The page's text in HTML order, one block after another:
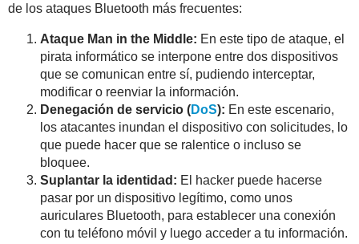
de los ataques Bluetooth más frecuentes:
Ataque Man in the Middle: En este tipo de ataque, el
pirata informático se interpone entre dos dispositivos
que se comunican entre sí, pudiendo interceptar,
modificar o reenviar la información.
Denegación de servicio (DoS): En este escenario,
los atacantes inundan el dispositivo con solicitudes, lo
que puede hacer que se ralentice o incluso se
bloquee.
Suplantar la identidad: El hacker puede hacerse
pasar por un dispositivo legítimo, como unos
auriculares Bluetooth, para establecer una conexión
con tu teléfono móvil y luego acceder a tu información.